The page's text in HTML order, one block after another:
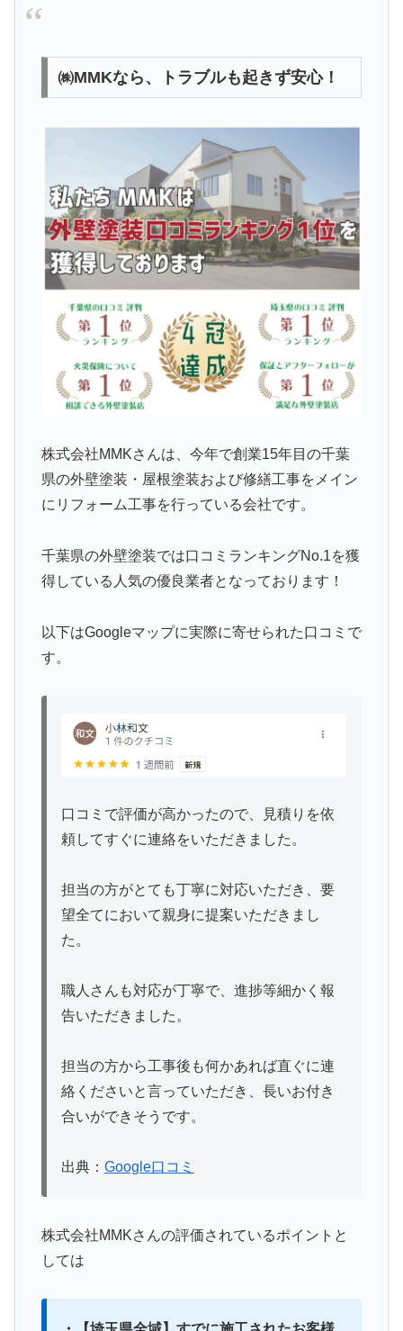
㈱MMKなら、トラブルも起きず安心！
株式会社MMKさんは、今年で創業15年目の千葉
県の外壁塗装・屋根塗装および修繕工事をメイン
にリフォーム工事を行っている会社です。
千葉県の外壁塗装では口コミランキングNo.1を獲
得している人気の優良業者となっております！
以下はGoogleマップに実際に寄せられた口コミで
す。
口コミで評価が高かったので、見積りを依
頼してすぐに連絡をいただきました。
担当の方がとても丁寧に対応いただき、要
望全てにおいて親身に提案いただきまし
た。
職人さんも対応が丁寧で、進捗等細かく報
告いただきました。
担当の方から工事後も何かあれば直ぐに連
絡くださいと言っていただき、長いお付き
合いができそうです。
出典： Google口コミ
株式会社MMKさんの評価されているポイントと
しては